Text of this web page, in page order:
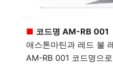
■ 코드명 AM-RB 001
애스톤마틴과 레드 불
AM-RB 001 코드명으